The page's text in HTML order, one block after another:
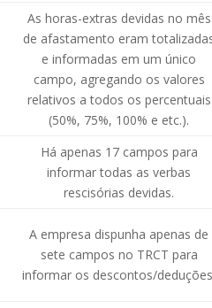
As horas-extras devidas no mês
de afastamento eram
e informadas em um único
campo, agregando os valores
relativos a todos os percentuais
(50%, 75%, 100% e etc.).
Há apenas 17 campos para
informar todas as verbas
rescisórias devidas.
A empresa dispunha apenas de
sete campos no TRCT para
informar os descontos/